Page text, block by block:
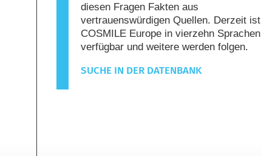
diesen Fragen Fakten aus
vertrauenswürdigen Quellen. Derzeit ist
COSMILE Europe in vierzehn Sprachen
verfügbar und weitere werden folgen.
SUCHE IN DER DATENBANK